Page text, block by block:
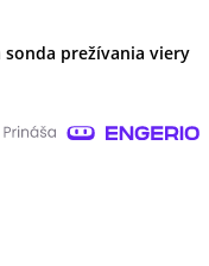
prežívania viery